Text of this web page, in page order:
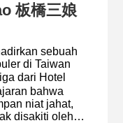
板橋三娘
sebuah
di Taiwan
dari Hotel
bahwa
niat jahat,
disakiti oleh